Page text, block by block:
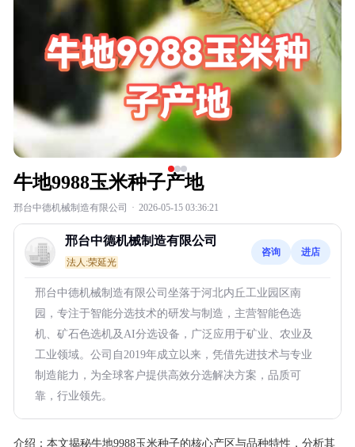
牛地9988玉米种子产地
邢台中德机械制造有限公司 · 2026-05-15 03:36:21
邢台中德机械制造有限公司
法人:荣延光
咨询 进店
邢台中德机械制造有限公司坐落于河北内丘工业园区南
园，专注于智能分选技术的研发与制造，主营智能色选
机、矿石色选机及AI分选设备，广泛应用于矿业、农业及
工业领域。公司自2019年成立以来，凭借先进技术与专业
制造能力，为全球客户提供高效分选解决方案，品质可
靠，行业领先。
介绍： 本文揭秘牛地9988玉米种子的核心产区与品种特性，分析其